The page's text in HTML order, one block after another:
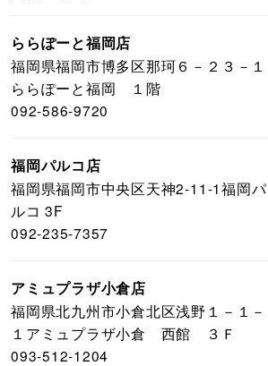
ららぽーと福岡店
福岡県福岡市博多区那珂６－２３－１
ららぽーと福岡 １階
092-586-9720
福岡パルコ店
福岡県福岡市中央区天神2-11-1福岡パ
ルコ 3F
092-235-7357
アミュプラザ小倉店
福岡県北九州市小倉北区浅野１－１－
１アミュプラザ小倉 西館 ３Ｆ
093-512-1204